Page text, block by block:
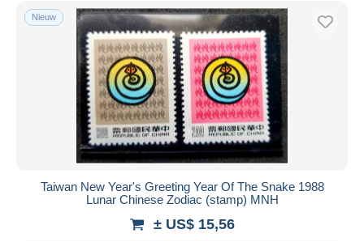
Toepassen
Nieuw
Taiwan New Year's Greeting Year Of The Snake 1988
Lunar Chinese Zodiac (stamp) MNH
± US$ 15,56